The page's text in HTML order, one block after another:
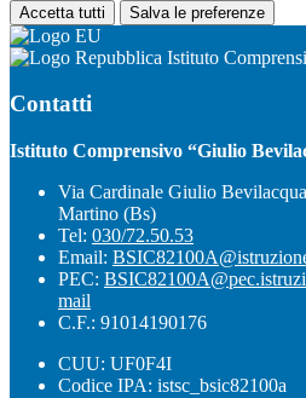
Accetta tutti Salva le preferenze
Istituto
Contatti
Istituto Comprensivo “Giulio
Via Cardinale Giulio
Martino (Bs)
Tel: 030/72.50.53
Email:
PEC:
mail
C.F.: 91014190176
CUU: UF0F4I
Codice IPA: istsc_bsic82100a